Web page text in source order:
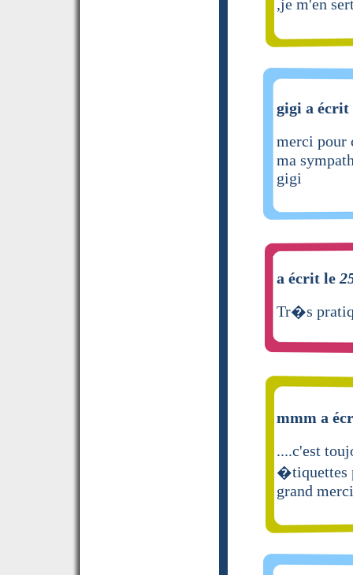
,je m'en
gigi a
merci pour
ma
gigi
a écrit le
Tr�s
mmm a
....c'est
�tiquettes
grand merci